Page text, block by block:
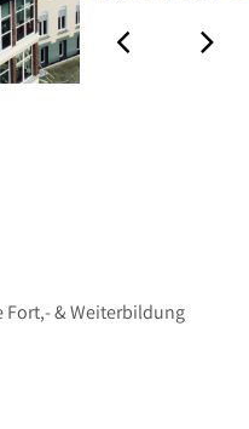
Fort,- & Weiterbildung